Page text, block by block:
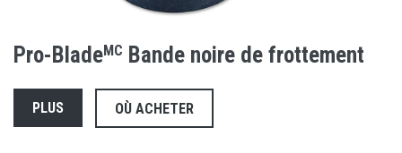
Pro-BladeMC Bande noire de frottement
PLUS OÙ ACHETER